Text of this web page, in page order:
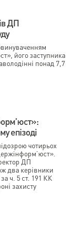
ДП
його заступника
понад 7,7
епізоді
чотирьох
ДП
два керівники
ч. 5 ст. 191 КК
захисту